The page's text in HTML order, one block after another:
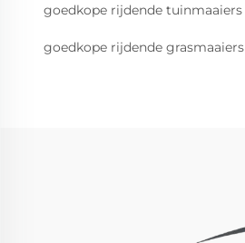
goedkope rijdende tuinmaaiers
goedkope rijdende grasmaaiers